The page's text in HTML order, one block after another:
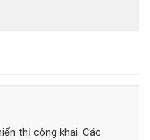
thị công khai. Các